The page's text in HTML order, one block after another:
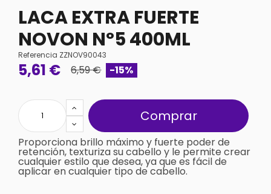
LACA EXTRA FUERTE
NOVON Nº5 400ML
Referencia ZZNOV90043
5,61 € 6,59 € -15%
Comprar
Proporciona brillo máximo y fuerte poder de
retención, texturiza su cabello y le permite crear
cualquier estilo que desea, ya que es fácil de
aplicar en cualquier tipo de cabello.